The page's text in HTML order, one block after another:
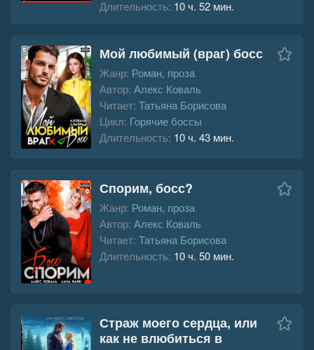
Длительность: 10 ч. 52 мин.
Мой любимый (враг) босс
Жанр: Роман, проза
Автор: Алекс Коваль
Читает: Татьяна Борисова
Цикл: Горячие боссы
Длительность: 10 ч. 43 мин.
Спорим, босс?
Жанр: Роман, проза
Автор: Алекс Коваль
Читает: Татьяна Борисова
Длительность: 10 ч. 50 мин.
Страж моего сердца, или
как не влюбиться в